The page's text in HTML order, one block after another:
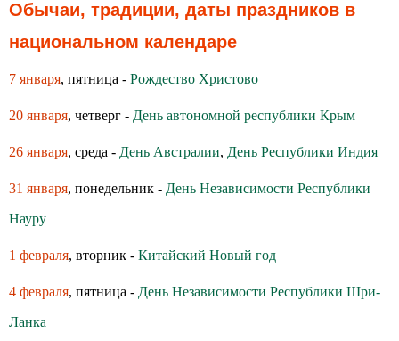
Обычаи, традиции, даты праздников в
национальном календаре
7 января, пятница - Рождество Христово
20 января, четверг - День автономной республики Крым
26 января, среда - День Австралии, День Республики Индия
31 января, понедельник - День Независимости Республики
Науру
1 февраля, вторник - Китайский Новый год
4 февраля, пятница - День Независимости Республики Шри-
Ланка